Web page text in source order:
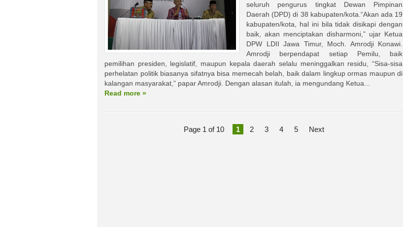
seluruh pengurus tingkat Dewan Pimpinan
Daerah (DPD) di 38 kabupaten/kota.“Akan ada 19
kabupaten/kota, hal ini bila tidak disikapi dengan
baik, akan menciptakan disharmoni,” ujar Ketua
DPW LDII Jawa Timur, Moch. Amrodji Konawi.
Amrodji berpendapat setiap Pemilu, baik
pemilihan presiden, legislatif, maupun kepala daerah selalu meninggalkan residu, “Sisa-sisa
perhelatan politik biasanya sifatnya bisa memecah belah, baik dalam lingkup ormas maupun di
kalangan masyarakat,” papar Amrodji. Dengan alasan itulah, ia mengundang Ketua...
Read more »
Page 1 of 10 1 2 3 4 5 Next